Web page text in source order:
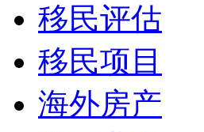
移民评估
移民项目
海外房产